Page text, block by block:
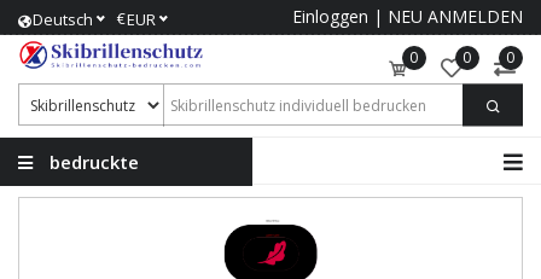
Deutsch €EUR Einloggen | NEU ANMELDEN
0 0 0
bedruckte